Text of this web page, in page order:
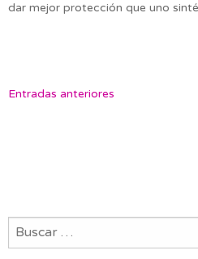
dar mejor protección que uno
Entradas anteriores